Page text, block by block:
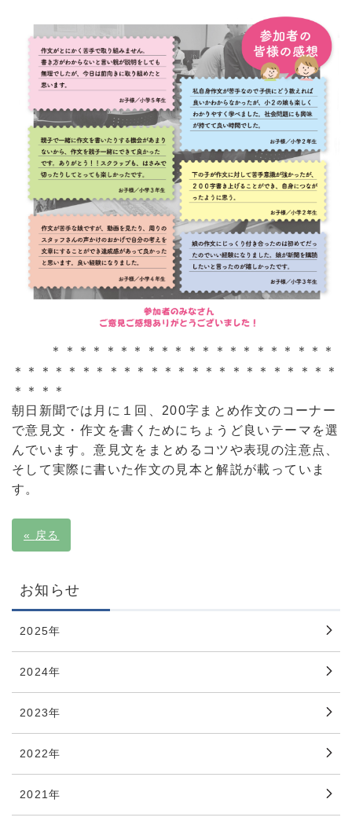
＊＊＊＊＊＊＊＊＊＊＊＊＊＊＊＊＊＊＊＊＊
＊＊＊＊＊＊＊＊＊＊＊＊＊＊＊＊＊＊＊＊＊＊＊＊
＊＊＊＊
朝日新聞では月に１回、200字まとめ作文のコーナー
で意見文・作文を書くためにちょうど良いテーマを選
んでいます。意見文をまとめるコツや表現の注意点、
そして実際に書いた作文の見本と解説が載っていま
す。
« 戻る
お知らせ
2025年
2024年
2023年
2022年
2021年